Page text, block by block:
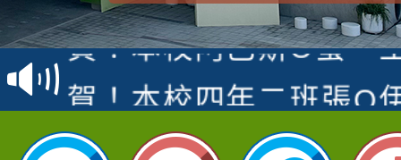
賽 洪綺君教師榮獲社
名
賀！本校阿巴斯O蜜、
倩參加桃園市科展 國
名 指導老師王老師、
賀！本校四年二班張O
園市英語競賽國小朗讀
賀！本校參加桃園市中